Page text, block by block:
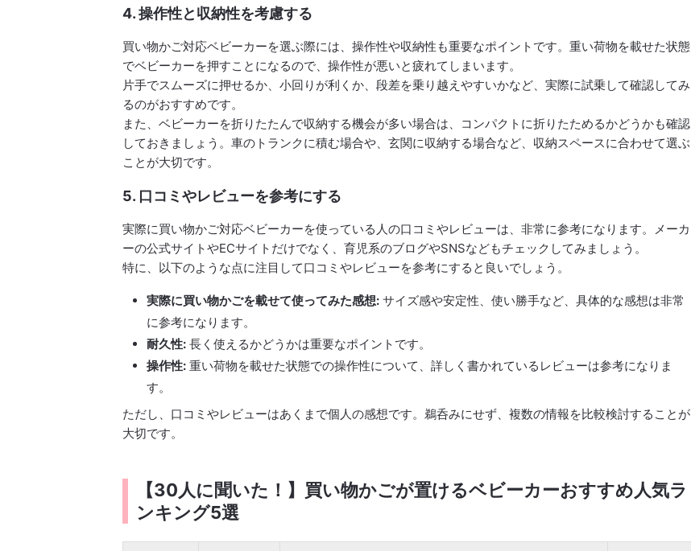
4. 操作性と収納性を考慮する
買い物かご対応ベビーカーを選ぶ際には、操作性や収納性も重要なポイントです。重い荷物を載せた状態
でベビーカーを押すことになるので、操作性が悪いと疲れてしまいます。
片手でスムーズに押せるか、小回りが利くか、段差を乗り越えやすいかなど、実際に試乗して確認してみ
るのがおすすめです。
また、ベビーカーを折りたたんで収納する機会が多い場合は、コンパクトに折りたためるかどうかも確認
しておきましょう。車のトランクに積む場合や、玄関に収納する場合など、収納スペースに合わせて選ぶ
ことが大切です。
5. 口コミやレビューを参考にする
実際に買い物かご対応ベビーカーを使っている人の口コミやレビューは、非常に参考になります。メーカ
ーの公式サイトやECサイトだけでなく、育児系のブログやSNSなどもチェックしてみましょう。
特に、以下のような点に注目して口コミやレビューを参考にすると良いでしょう。
実際に買い物かごを載せて使ってみた感想: サイズ感や安定性、使い勝手など、具体的な感想は非常
に参考になります。
耐久性: 長く使えるかどうかは重要なポイントです。
操作性: 重い荷物を載せた状態での操作性について、詳しく書かれているレビューは参考になりま
す。
ただし、口コミやレビューはあくまで個人の感想です。鵜呑みにせず、複数の情報を比較検討することが
大切です。
【30人に聞いた！】買い物かごが置けるベビーカーおすすめ人気ラ
ンキング5選